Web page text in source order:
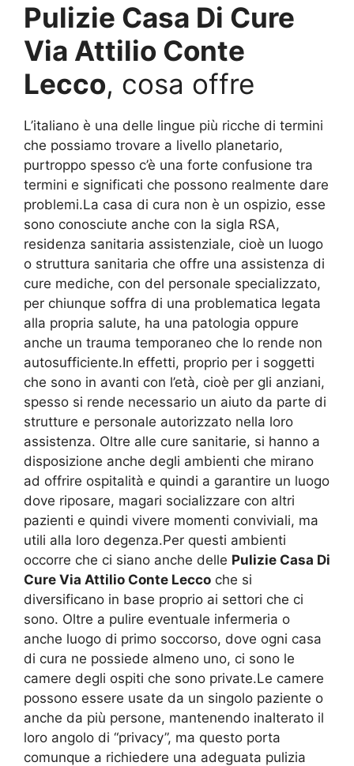
Pulizie Casa Di Cure
Via Attilio Conte
Lecco, cosa offre
L’italiano è una delle lingue più ricche di termini
che possiamo trovare a livello planetario,
purtroppo spesso c’è una forte confusione tra
termini e significati che possono realmente dare
problemi.La casa di cura non è un ospizio, esse
sono conosciute anche con la sigla RSA,
residenza sanitaria assistenziale, cioè un luogo
o struttura sanitaria che offre una assistenza di
cure mediche, con del personale specializzato,
per chiunque soffra di una problematica legata
alla propria salute, ha una patologia oppure
anche un trauma temporaneo che lo rende non
autosufficiente.In effetti, proprio per i soggetti
che sono in avanti con l’età, cioè per gli anziani,
spesso si rende necessario un aiuto da parte di
strutture e personale autorizzato nella loro
assistenza. Oltre alle cure sanitarie, si hanno a
disposizione anche degli ambienti che mirano
ad offrire ospitalità e quindi a garantire un luogo
dove riposare, magari socializzare con altri
pazienti e quindi vivere momenti conviviali, ma
utili alla loro degenza.Per questi ambienti
occorre che ci siano anche delle Pulizie Casa Di
Cure Via Attilio Conte Lecco che si
diversificano in base proprio ai settori che ci
sono. Oltre a pulire eventuale infermeria o
anche luogo di primo soccorso, dove ogni casa
di cura ne possiede almeno uno, ci sono le
camere degli ospiti che sono private.Le camere
possono essere usate da un singolo paziente o
anche da più persone, mantenendo inalterato il
loro angolo di “privacy”, ma questo porta
comunque a richiedere una adeguata pulizia